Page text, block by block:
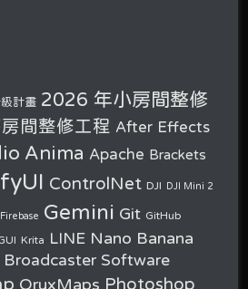
計畫 2026 年小房間整修
間整修工程 After Effects
Anima Apache Brackets
ControlNet DJI DJI Mini 2
Firebase Gemini Git GitHub
Krita LINE Nano Banana
Broadcaster Software
OruxMaps Photoshop